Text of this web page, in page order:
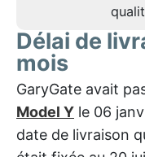
Délai de
mois
GaryGate avait
Model Y le 06
date de livraison